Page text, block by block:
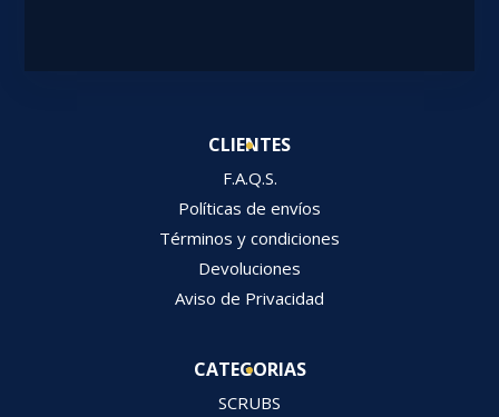
CLIENTES
F.A.Q.S.
Políticas de envíos
Términos y condiciones
Devoluciones
Aviso de Privacidad
CATEGORIAS
SCRUBS